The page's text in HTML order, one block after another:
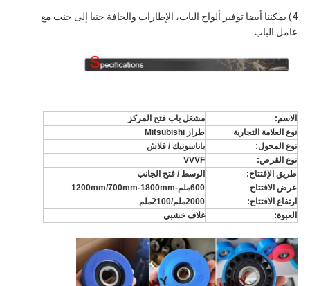
4) يمكننا أيضا توفير ألواح الباب، الإطارات والحافة جنبا إلى جنب مع
عامل الباب
الاسم:
مشغل باب فتح المركز
نوع العلامة التجارية
طراز Mitsubishi
نوع المحول:
باناسونيك / فلاش
نوع القرص:
VVVF
طريق الإفتتاح:
الوسط / فتح الجانب
عرض الافتتاح
600ملم
-1200mm/700mm-1800mm
ارتفاع الافتتاح:
2000ملم
/2100ملم
العبوة:
غلاف خشبي